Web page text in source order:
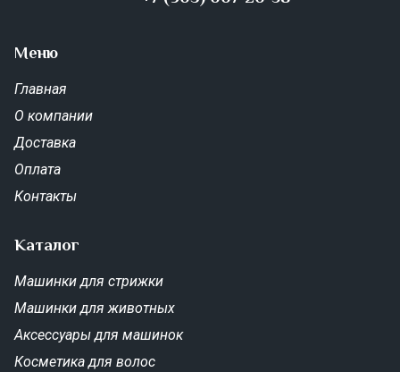
Меню
Главная
О компании
Доставка
Оплата
Контакты
Каталог
Машинки для стрижки
Машинки для животных
Аксессуары для машинок
Косметика для волос